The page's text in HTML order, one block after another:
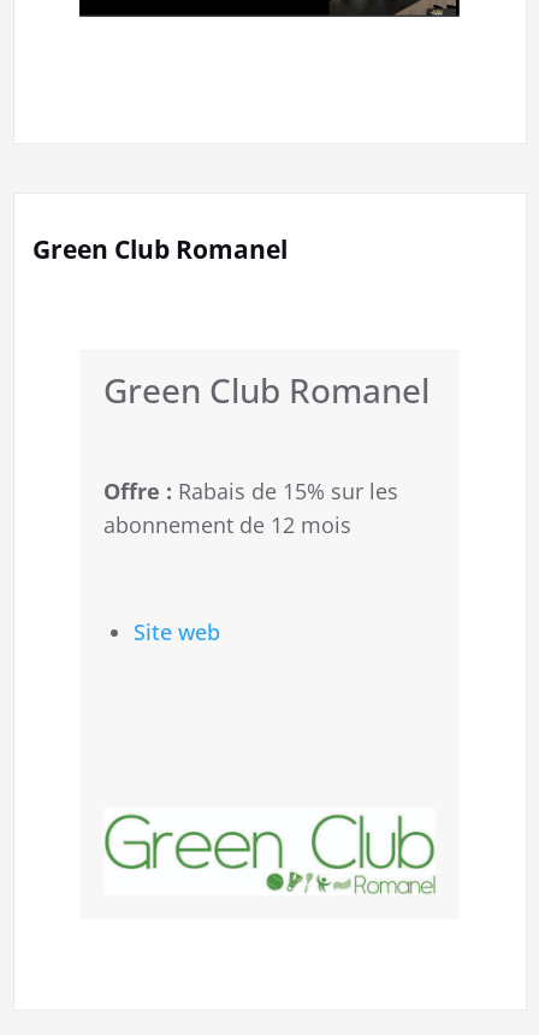
Green Club Romanel
Green Club Romanel
Offre : Rabais de 15% sur les
abonnement de 12 mois
Site web